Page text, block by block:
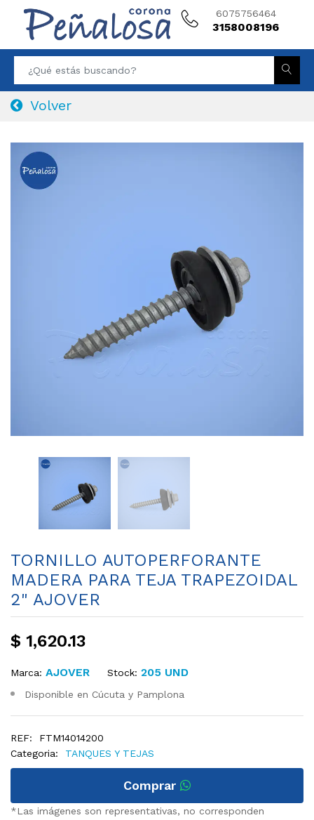
6075756464
3158008196
Volver
TORNILLO AUTOPERFORANTE
MADERA PARA TEJA TRAPEZOIDAL
2" AJOVER
$ 1,620.13
Marca: AJOVER Stock: 205 UND
Disponible en Cúcuta y Pamplona
REF:
FTM14014200
Categoria:
TANQUES Y TEJAS
Comprar
*Las imágenes son representativas, no corresponden